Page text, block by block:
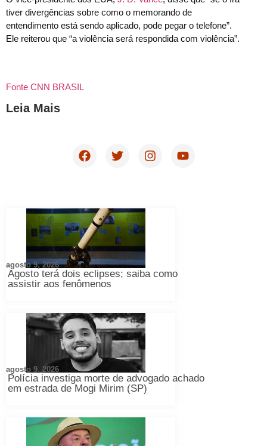
tiver divergências sobre como o memorando de
entendimento está sendo aplicado, pode pegar o telefone”.
Ele reiterou que “a violência será respondida com violência”.
Fonte CNN BRASIL
Leia Mais
Agosto terá dois eclipses; saiba como
assistir aos fenômenos
agosto 9, 2026
Polícia investiga morte de advogado achado
em estrada de Mogi Mirim (SP)
agosto 9, 2026